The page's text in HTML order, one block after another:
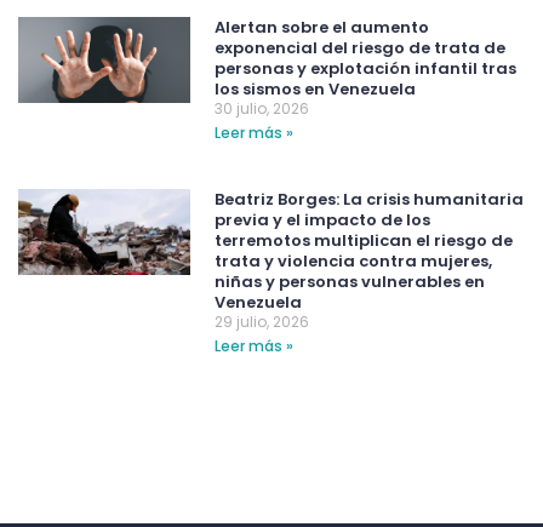
Alertan sobre el aumento
exponencial del riesgo de trata de
personas y explotación infantil tras
los sismos en Venezuela
30 julio, 2026
Leer más »
Beatriz Borges: La crisis humanitaria
previa y el impacto de los
terremotos multiplican el riesgo de
trata y violencia contra mujeres,
niñas y personas vulnerables en
Venezuela
29 julio, 2026
Leer más »